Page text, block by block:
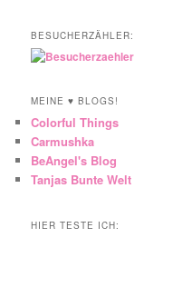
BESUCHERZÄHLER:
MEINE ♥ BLOGS!
Colorful Things
Carmushka
BeAngel's Blog
Tanjas Bunte Welt
HIER TESTE ICH: